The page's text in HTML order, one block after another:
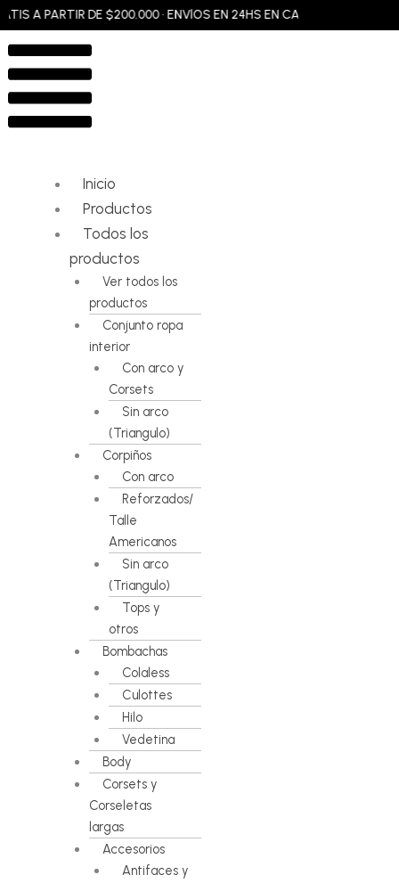
al
contenido
A PARTIR DE $200.000 • ENVÍOS EN 24HS EN CABA Y GBA • ENVÍOS
Flyout
Menu
Inicio
Productos
Todos los
productos
Ver todos los
productos
Conjunto ropa
interior
Con arco y
Corsets
Sin arco
(Triangulo)
Corpiños
Con arco
Reforzados/
Talle
Americanos
Sin arco
(Triangulo)
Tops y
otros
Bombachas
Colaless
Culottes
Hilo
Vedetina
Body
Corsets y
Corseletas
largas
Accesorios
Antifaces y